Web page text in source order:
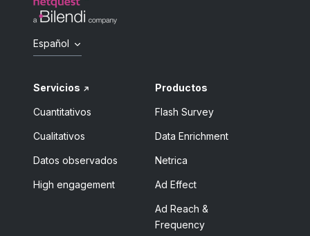
Español
Servicios
Cuantitativos
Cualitativos
Datos observados
High engagement
Productos
Flash Survey
Data Enrichment
Netrica
Ad Effect
Ad Reach &
Frequency